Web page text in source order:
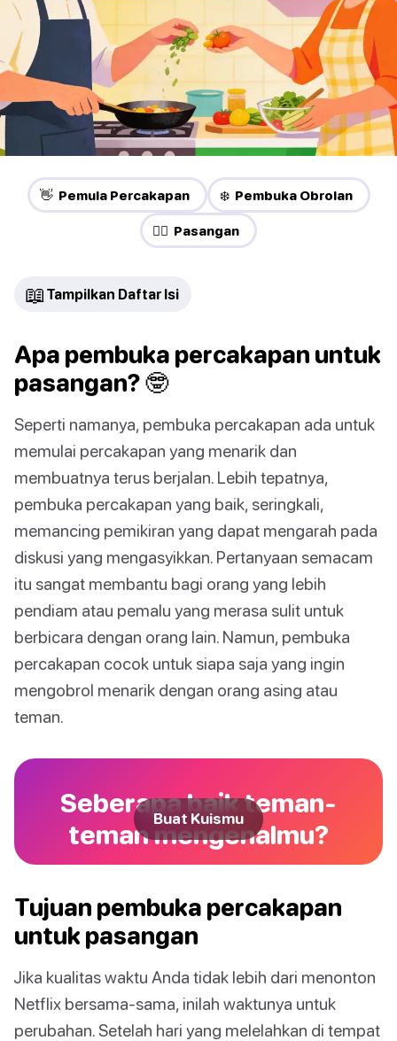
👋 Pemula Percakapan ❄️ Pembuka Obrolan
❤️‍🔥 Pasangan
📖 Tampilkan Daftar Isi
Apa pembuka percakapan untuk
pasangan? 🤓
Seperti namanya, pembuka percakapan ada untuk
memulai percakapan yang menarik dan
membuatnya terus berjalan. Lebih tepatnya,
pembuka percakapan yang baik, seringkali,
memancing pemikiran yang dapat mengarah pada
diskusi yang mengasyikkan. Pertanyaan semacam
itu sangat membantu bagi orang yang lebih
pendiam atau pemalu yang merasa sulit untuk
berbicara dengan orang lain. Namun, pembuka
percakapan cocok untuk siapa saja yang ingin
mengobrol menarik dengan orang asing atau
teman.
Seberapa baik teman-
teman mengenalmu?
Buat Kuismu
Tujuan pembuka percakapan
untuk pasangan
Jika kualitas waktu Anda tidak lebih dari menonton
Netflix bersama-sama, inilah waktunya untuk
perubahan. Setelah hari yang melelahkan di tempat